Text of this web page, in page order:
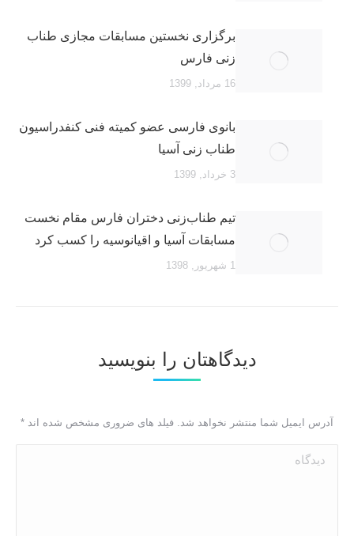
برگزاری نخستین مسابقات مجازی طناب
زنی فارس
16 مرداد, 1399
بانوی فارسی عضو کمیته فنی کنفدراسیون
طناب زنی آسیا
3 خرداد, 1399
تیم طناب‌زنی دختران فارس مقام نخست
مسابقات آسیا و اقیانوسیه را کسب کرد
1 شهریور, 1398
دیدگاهتان را بنویسید
آدرس ایمیل شما منتشر نخواهد شد. فیلد های ضروری مشخص شده اند *
دیدگاه